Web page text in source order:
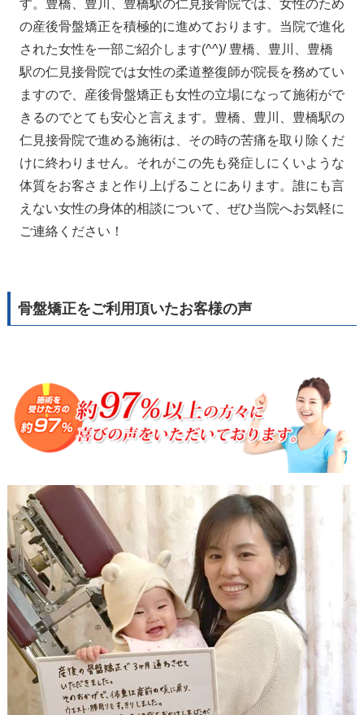
す。豊橋、豊川、豊橋駅の仁見接骨院では、女性のため
の産後骨盤矯正を積極的に進めております。当院で進化
された女性を一部ご紹介します(^^)/ 豊橋、豊川、豊橋
駅の仁見接骨院では女性の柔道整復師が院長を務めてい
ますので、産後骨盤矯正も女性の立場になって施術がで
きるのでとても安心と言えます。豊橋、豊川、豊橋駅の
仁見接骨院で進める施術は、その時の苦痛を取り除くだ
けに終わりません。それがこの先も発症しにくいような
体質をお客さまと作り上げることにあります。誰にも言
えない女性の身体的相談について、ぜひ当院へお気軽に
ご連絡ください！
骨盤矯正をご利用頂いたお客様の声